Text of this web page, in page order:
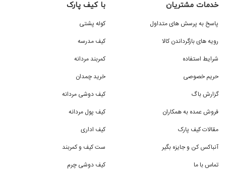
خدمات مشتریان
پاسخ به پرسش های متداول
رویه های بازگرداندن کالا
شرایط استفاده
حریم خصوصی
گزارش باگ
فروش عمده به همکاران
مقالات کیف پارک
آنباکس کن و جایزه بگیر
تماس با ما
با کیف پارک
کوله پشتی
کیف مدرسه
کمربند مردانه
خرید چمدان
کیف دوشی مردانه
کیف پول مردانه
کیف اداری
ست کیف و کمربند
کیف دوشی چرم